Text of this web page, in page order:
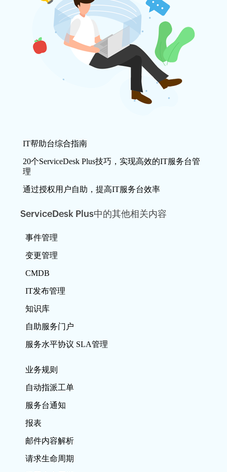
IT帮助台综合指南
20个ServiceDesk Plus技巧，实现高效的IT服务台管
理
通过授权用户自助，提高IT服务台效率
ServiceDesk Plus中的其他相关内容
事件管理
变更管理
CMDB
IT发布管理
知识库
自助服务门户
服务水平协议 SLA管理
业务规则
自动指派工单
服务台通知
报表
邮件内容解析
请求生命周期